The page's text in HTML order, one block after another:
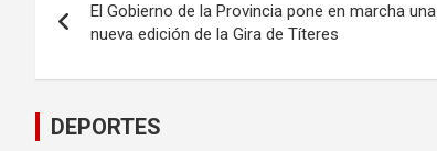
de
entradas
El Gobierno de la Provincia pone en marcha una
nueva edición de la Gira de Títeres
DEPORTES